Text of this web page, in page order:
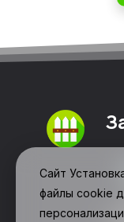
Сайт
файлы cookie